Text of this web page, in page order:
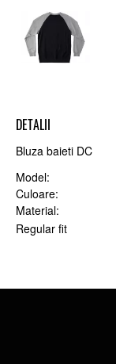
DETALII
Bluza baieti DC
Model
Culoare
Material
Regular fit